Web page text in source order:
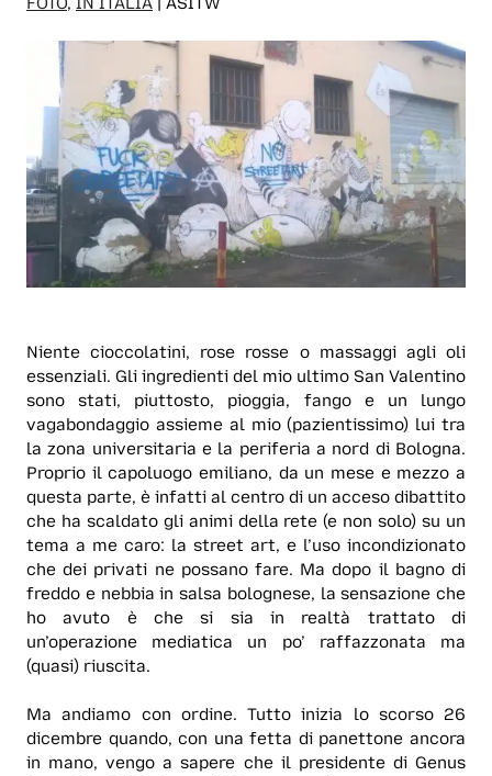
Niente cioccolatini, rose rosse o massaggi agli oli
essenziali. Gli ingredienti del mio ultimo San Valentino
sono stati, piuttosto, pioggia, fango e un lungo
vagabondaggio assieme al mio (pazientissimo) lui tra
la zona universitaria e la periferia a nord di Bologna.
Proprio il capoluogo emiliano, da un mese e mezzo a
questa parte, è infatti al centro di un acceso dibattito
che ha scaldato gli animi della rete (e non solo) su un
tema a me caro: la street art, e l’uso incondizionato
che dei privati ne possano fare. Ma dopo il bagno di
freddo e nebbia in salsa bolognese, la sensazione che
ho avuto è che si sia in realtà trattato di
un’operazione mediatica un po’ raffazzonata ma
(quasi) riuscita.
Ma andiamo con ordine. Tutto inizia lo scorso 26
dicembre quando, con una fetta di panettone ancora
in mano, vengo a sapere che il presidente di Genus